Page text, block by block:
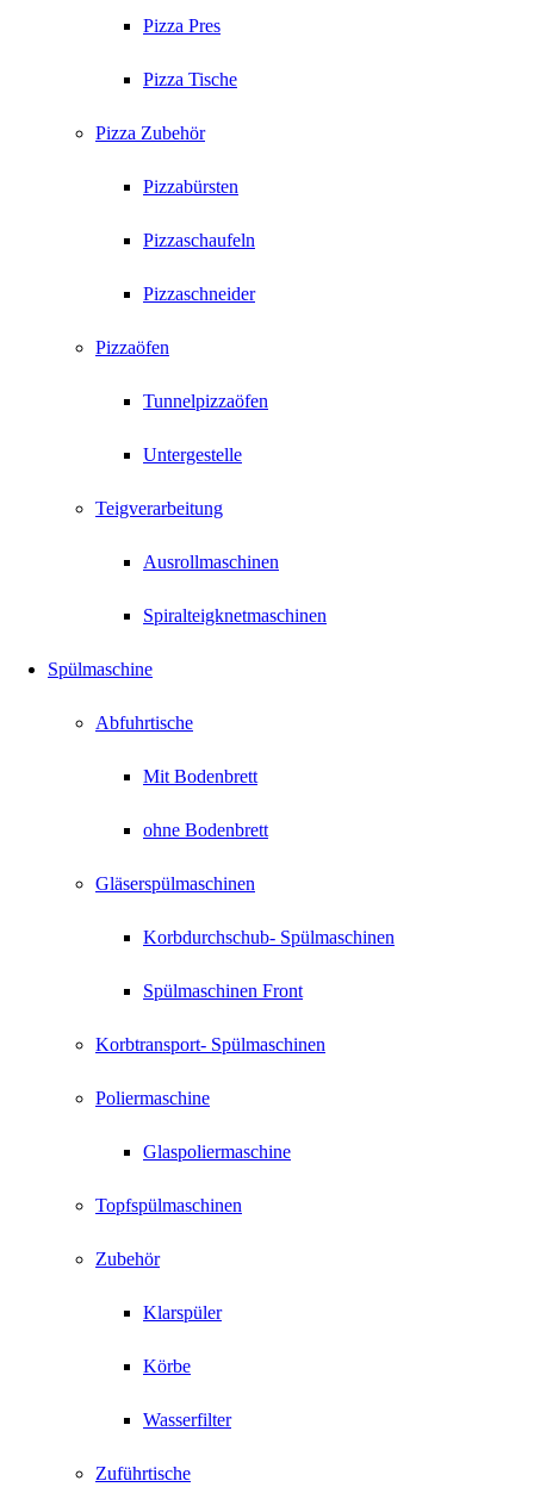
Pizza Pres
Pizza Tische
Pizza Zubehör
Pizzabürsten
Pizzaschaufeln
Pizzaschneider
Pizzaöfen
Tunnelpizzaöfen
Untergestelle
Teigverarbeitung
Ausrollmaschinen
Spiralteigknetmaschinen
Spülmaschine
Abfuhrtische
Mit Bodenbrett
ohne Bodenbrett
Gläserspülmaschinen
Korbdurchschub- Spülmaschinen
Spülmaschinen Front
Korbtransport- Spülmaschinen
Poliermaschine
Glaspoliermaschine
Topfspülmaschinen
Zubehör
Klarspüler
Körbe
Wasserfilter
Zuführtische